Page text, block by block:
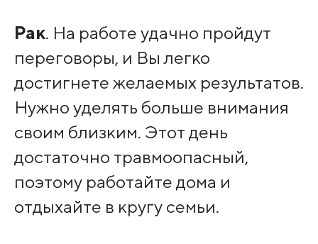
Рак. На работе удачно пройдут
переговоры, и Вы легко
достигнете желаемых результатов.
Нужно уделять больше внимания
своим близким. Этот день
достаточно травмоопасный,
поэтому работайте дома и
отдыхайте в кругу семьи.